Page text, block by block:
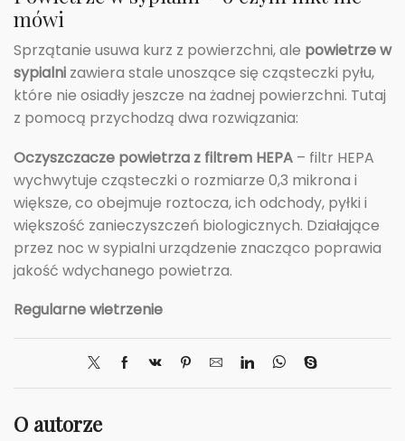
mówi
Sprzątanie usuwa kurz z powierzchni, ale powietrze w
sypialni zawiera stale unoszące się cząsteczki pyłu,
które nie osiadły jeszcze na żadnej powierzchni. Tutaj
z pomocą przychodzą dwa rozwiązania:
Oczyszczacze powietrza z filtrem HEPA – filtr HEPA
wychwytuje cząsteczki o rozmiarze 0,3 mikrona i
większe, co obejmuje roztocza, ich odchody, pyłki i
większość zanieczyszczeń biologicznych. Działające
przez noc w sypialni urządzenie znacząco poprawia
jakość wdychanego powietrza.
Regularne wietrzenie
O autorze